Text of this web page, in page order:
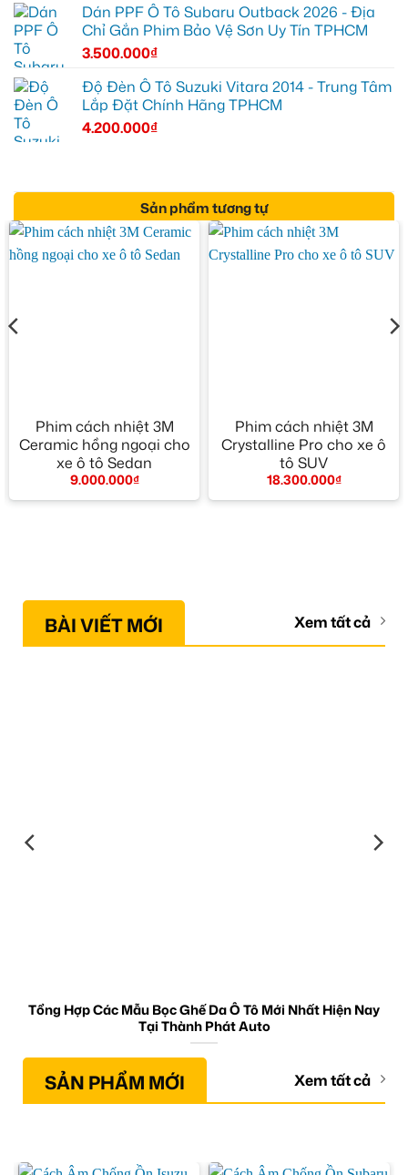
Dán PPF Ô Tô Subaru Outback 2026 - Địa
Chỉ Gắn Phim Bảo Vệ Sơn Uy Tín TPHCM
3.500.000₫
Độ Đèn Ô Tô Suzuki Vitara 2014 - Trung Tâm
Lắp Đặt Chính Hãng TPHCM
4.200.000₫
Sản phẩm tương tự
Phim cách nhiệt 3M
Ceramic hồng ngoại cho
xe ô tô Sedan
9.000.000₫
Phim cách nhiệt 3M
Crystalline Pro cho xe ô
tô SUV
18.300.000₫
BÀI VIẾT MỚI Xem tất cả
Tổng Hợp Các Mẫu Bọc Ghế Da Ô Tô Mới Nhất Hiện Nay
Tại Thành Phát Auto
SẢN PHẨM MỚI Xem tất cả